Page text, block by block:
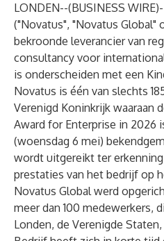
LONDEN--(BUSINESS WIRE
("Novatus", "Novatus Global"
bekroonde leverancier van
consultancy voor
is onderscheiden met een
Novatus is één van slechts
Verenigd Koninkrijk waaraan
Award for Enterprise in 2026
(woensdag 6 mei)
wordt uitgereikt ter
prestaties van het bedrijf op
Novatus Global werd
meer dan 100 medewerkers,
Londen, de Verenigde